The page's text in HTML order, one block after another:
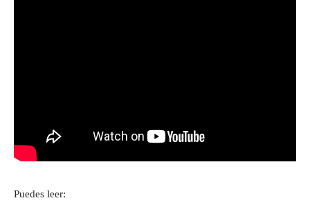
Puedes leer: